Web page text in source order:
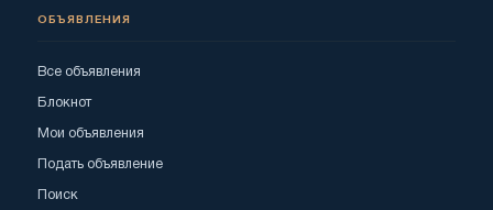
ОБЪЯВЛЕНИЯ
Все объявления
Блокнот
Мои объявления
Подать объявление
Поиск